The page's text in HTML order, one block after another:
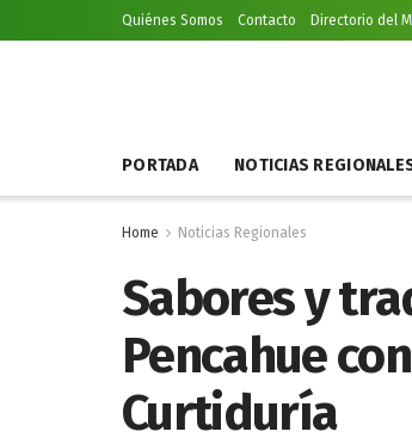
Quiénes Somos Contacto Directorio del
PORTADA NOTICIAS
Home Noticias Regionales
Sabores y
Pencahue
Curtiduría